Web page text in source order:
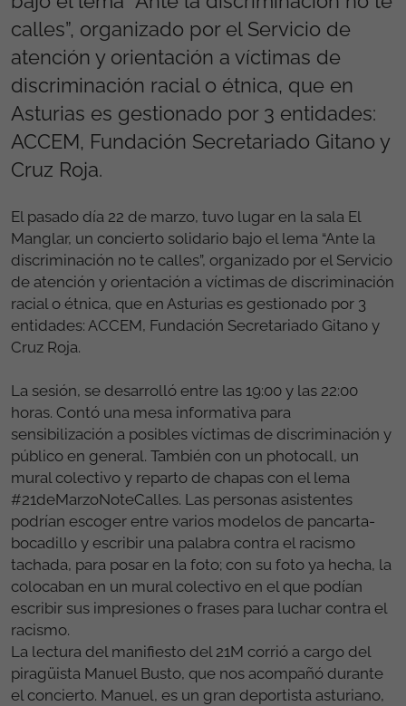
calles”, organizado por el Servicio de
atención y orientación a víctimas de
discriminación racial o étnica, que en
Asturias es gestionado por 3 entidades:
ACCEM, Fundación Secretariado Gitano y
Cruz Roja.
El pasado día 22 de marzo, tuvo lugar en la sala El
Manglar, un concierto solidario bajo el lema “Ante la
discriminación no te calles”, organizado por el Servicio
de atención y orientación a víctimas de discriminación
racial o étnica, que en Asturias es gestionado por 3
entidades: ACCEM, Fundación Secretariado Gitano y
Cruz Roja.
La sesión, se desarrolló entre las 19:00 y las 22:00
horas. Contó una mesa informativa para
sensibilización a posibles víctimas de discriminación y
público en general. También con un photocall, un
mural colectivo y reparto de chapas con el lema
#21deMarzoNoteCalles. Las personas asistentes
podrían escoger entre varios modelos de pancarta-
bocadillo y escribir una palabra contra el racismo
tachada, para posar en la foto; con su foto ya hecha, la
colocaban en un mural colectivo en el que podían
escribir sus impresiones o frases para luchar contra el
racismo.
La lectura del manifiesto del 21M corrió a cargo del
piragüista Manuel Busto, que nos acompañó durante
el concierto. Manuel, es un gran deportista asturiano,